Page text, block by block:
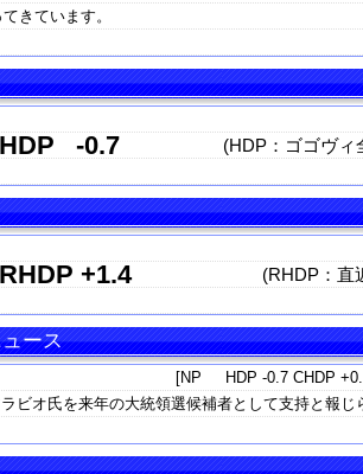
きています。
-0.7 (HDP：ゴゴヴィ
+1.4 (RHDP：直
ース
[NP HDP -0.7 CHDP
ビオ氏を来年の大統領選候補者として支持と報じ